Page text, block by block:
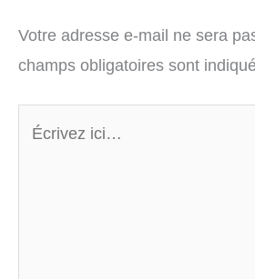
Votre adresse e-mail ne sera
champs obligatoires sont